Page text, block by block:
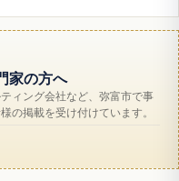
家の方へ
ィング会社など、弥富市で事
の掲載を受け付けています。